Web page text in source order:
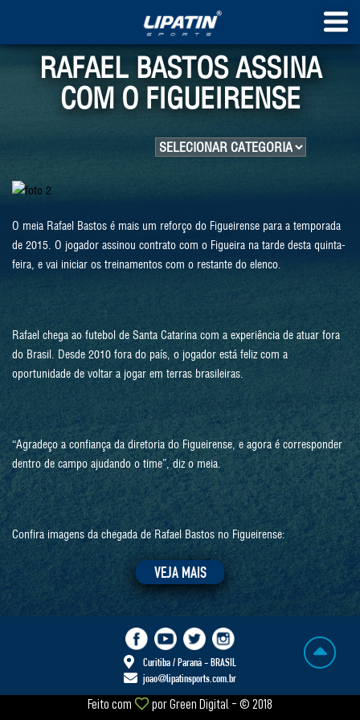
RAFAEL BASTOS ASSINA
COM O FIGUEIRENSE
O meia Rafael Bastos é mais um reforço do Figueirense para a temporada
de 2015. O jogador assinou contrato com o Figueira na tarde desta quinta-
feira, e vai iniciar os treinamentos com o restante do elenco.
Rafael chega ao futebol de Santa Catarina com a experiência de atuar fora
do Brasil. Desde 2010 fora do país, o jogador está feliz com a
oportunidade de voltar a jogar em terras brasileiras.
“Agradeço a confiança da diretoria do Figueirense, e agora é corresponder
dentro de campo ajudando o time”, diz o meia.
Confira imagens da chegada de Rafael Bastos no Figueirense:
VEJA MAIS
Curitiba / Paraná - BRASIL
joao@lipatinsports.com.br
Feito com porGreen Digital - © 2018